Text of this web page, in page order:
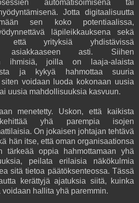
automatisoimisena tai
Jotta digitaalisuutta
sen koko potentiaalissa,
läpileikkauksena sekä
että yrityksiä yhdistävissä
asiakkaaseen asti. Siihen
ihmisiä, joilla on laaja-alaista
ja kykyä hahmottaa suuria
voidaan luoda kokonaan uusia
uusia mahdollisuuksia kasvuun.
menetetty. Uskon, että kaikista
yhä parempia isojen
On jokaisen johtajan tehtävä
hän itse, että oman organisaationsa
tärkeää oppia hahmottamaan yhä
peilata erilaisia näkökulmia
sitä tietoa päätöksenteossa. Tässä
kerättyjä ajatuksia siitä, kuinka
hallita yhä paremmin.